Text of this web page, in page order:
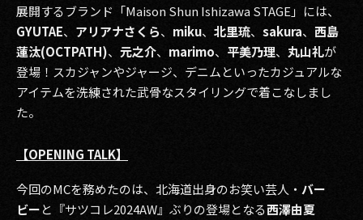
展開するブランド「Maison Shun Ishizawa STAGE」には、
GYUTAE、 アリアナさくら、 miku、 北里琉、 sakura、 西島
蓮汰(OCTPATH)、 元之介、 marimo、 平美乃理、 丸山礼が
登場！スカジャンやジャージ、デニムといったカジュアルな
アイテムを洗練された武骨なスタイリングで着こなしまし
た。
【OPENING TALK】
今回のMCを務めたのは、北海道出身のお笑い芸人・ バー
ビーと『サツコレ2024AW』ぶりの登場となる西澤由夏